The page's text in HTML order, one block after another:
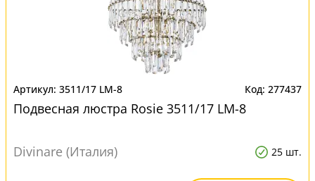
3511/17 LM-8 277437
Подвесная люстра Rosie 3511/17 LM-8
Divinare (Италия) 25 шт.